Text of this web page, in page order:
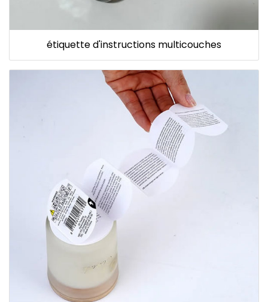
étiquette d'instructions multicouches